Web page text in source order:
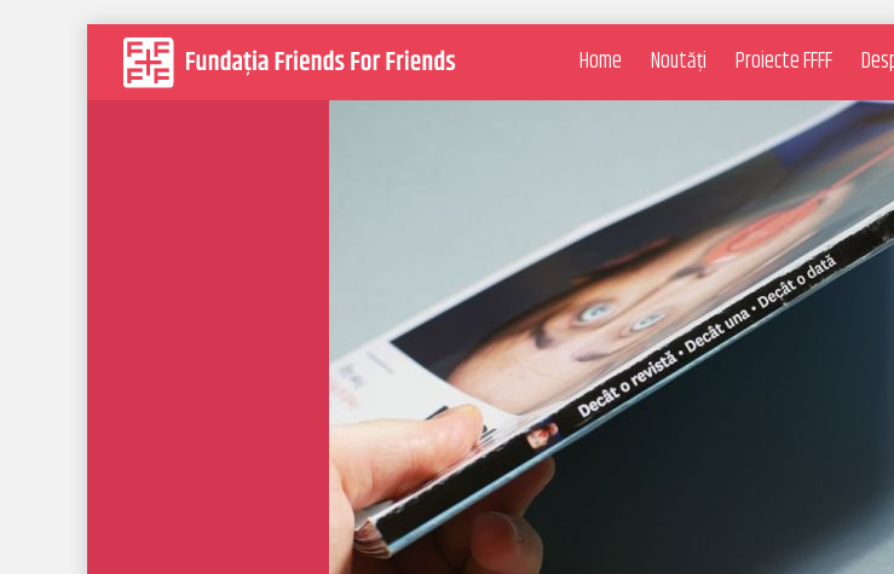
Home Noutăți Proiecte FFFF